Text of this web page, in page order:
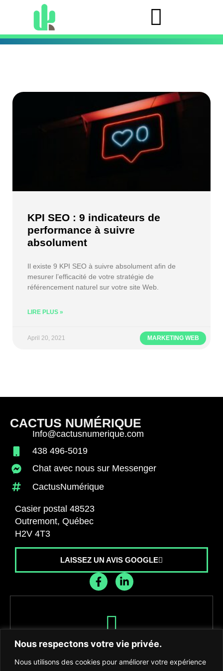
Nous respectons votre vie privée.
Nous utilisons des cookies pour améliorer votre expérience
MARKETING WEB
KPI SEO : 9 indicateurs de
performance à suivre
absolument
Il existe 9 KPI SEO à suivre absolument afin de
mesurer l’efficacité de votre stratégie de
référencement naturel sur votre site Web.
LIRE PLUS »
April 20, 2021
CACTUS NUMÉRIQUE
Info@cactusnumerique.com
438 496-5019
Chat avec nous sur Messenger
CactusNumérique
Casier postal 48523
Outremont, Québec
H2V 4T3
LAISSEZ UN AVIS GOOGLE
Recevez les dernières nouvelles de